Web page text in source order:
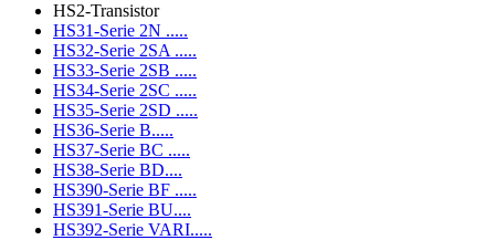
HS2-Transistor
HS31-Serie 2N .....
HS32-Serie 2SA .....
HS33-Serie 2SB .....
HS34-Serie 2SC .....
HS35-Serie 2SD .....
HS36-Serie B.....
HS37-Serie BC .....
HS38-Serie BD....
HS390-Serie BF .....
HS391-Serie BU....
HS392-Serie VARI.....